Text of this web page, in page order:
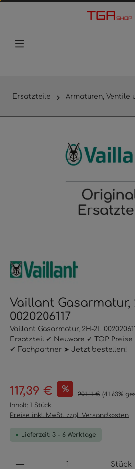
Zum Hauptinhalt springen
Ersatzteile Armaturen, Ventile
Vaillant Gasarmatur,
0020206117
Vaillant Gasarmatur, 2H-2L
Ersatzteil ✔ Neuware ✔ TOP
✔ Fachpartner ➤ Jetzt bestellen!
Verkaufspreis:
117,39 € % Regulärer Preis:
201,11 € (41.63%
Inhalt: 1 Stück
Preise inkl. MwSt. zzgl. Versandkosten
Lieferzeit: 3 - 6 Werktage
Produkt Anzahl: Gib den
Stück